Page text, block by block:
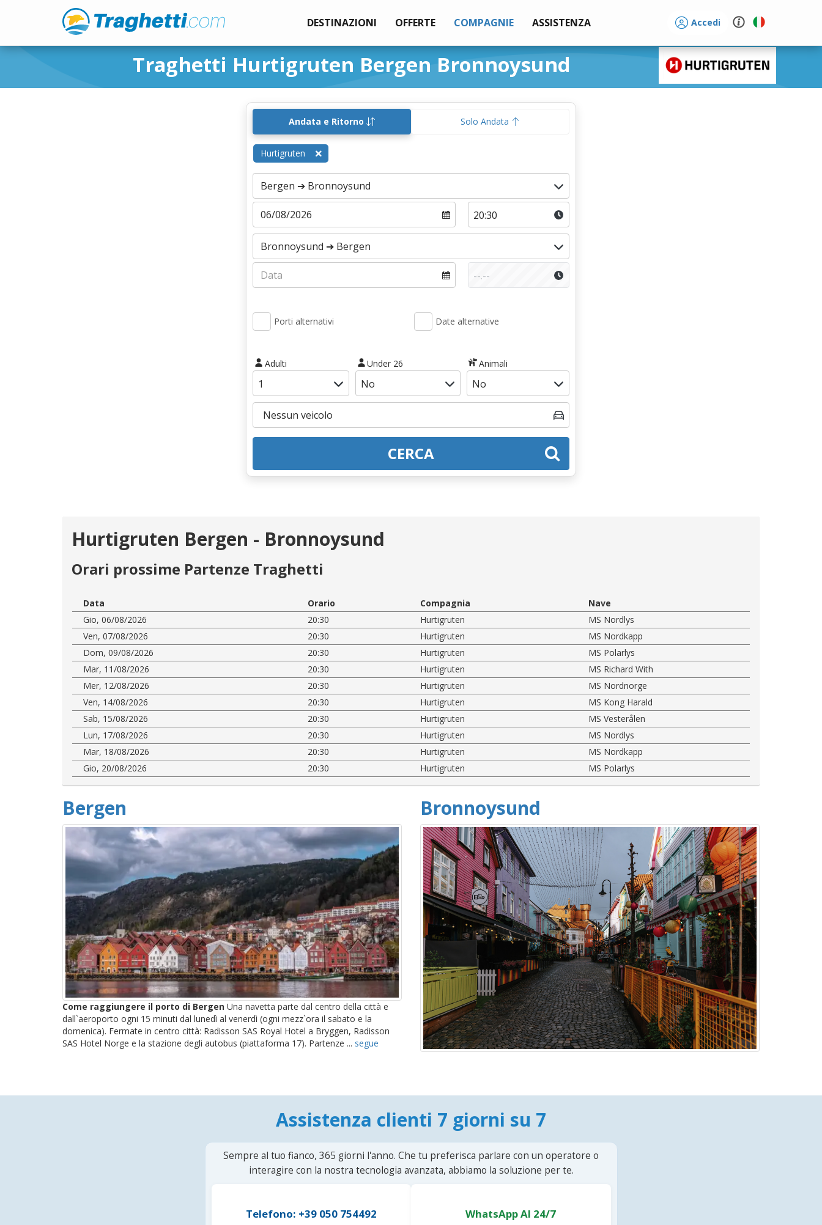
DESTINAZIONI OFFERTE COMPAGNIE ASSISTENZA Accedi
Traghetti Hurtigruten Bergen Bronnoysund
Andata e Ritorno Solo Andata
Hurtigruten
Porti alternativi Date alternative
Adulti Under 26 Animali
CERCA
Hurtigruten Bergen - Bronnoysund
Orari prossime Partenze Traghetti
Data Orario Compagnia
Nave
Gio, 06/08/2026
20:30 Hurtigruten
MS Nordlys
Ven, 07/08/2026
20:30 Hurtigruten
MS Nordkapp
Dom, 09/08/2026
20:30 Hurtigruten
MS Polarlys
Mar, 11/08/2026
20:30 Hurtigruten
MS Richard With
Mer, 12/08/2026
20:30 Hurtigruten
MS Nordnorge
Ven, 14/08/2026
20:30 Hurtigruten
MS Kong Harald
Sab, 15/08/2026
20:30 Hurtigruten
MS Vesterålen
Lun, 17/08/2026
20:30 Hurtigruten
MS Nordlys
Mar, 18/08/2026
20:30 Hurtigruten
MS Nordkapp
Gio, 20/08/2026
20:30 Hurtigruten MS Polarlys
Bergen
Come raggiungere il porto di Bergen Una navetta parte dal centro della città e
dall`aeroporto ogni 15 minuti dal lunedì al venerdì (ogni mezz`ora il sabato e la
domenica). Fermate in centro città: Radisson SAS Royal Hotel a Bryggen, Radisson
SAS Hotel Norge e la stazione degli autobus (piattaforma 17). Partenze ... segue
Bronnoysund
Assistenza clienti 7 giorni su 7
Sempre al tuo fianco, 365 giorni l'anno. Che tu preferisca parlare con un operatore o
interagire con la nostra tecnologia avanzata, abbiamo la soluzione per te.
Telefono: +39 050 754492 WhatsApp AI 24/7